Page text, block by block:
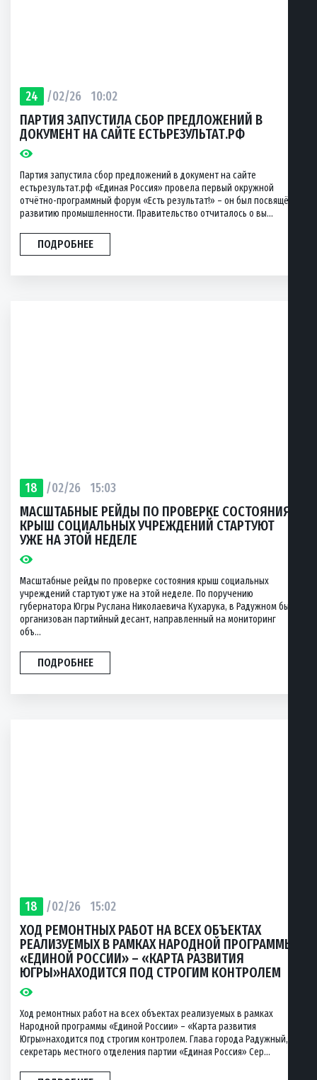
24 /02/26 10:02
ПАРТИЯ ЗАПУСТИЛА СБОР ПРЕДЛОЖЕНИЙ В
ДОКУМЕНТ НА САЙТЕ ЕСТЬРЕЗУЛЬТАТ.РФ
Партия запустила сбор предложений в документ на сайте
естьрезультат.рф «Единая Россия» провела первый окружной
отчётно-программный форум «Есть результат!» – он был посвящён
развитию промышленности. Правительство отчиталось о вы...
ПОДРОБНЕЕ
18 /02/26 15:03
МАСШТАБНЫЕ РЕЙДЫ ПО ПРОВЕРКЕ СОСТОЯНИЯ
КРЫШ СОЦИАЛЬНЫХ УЧРЕЖДЕНИЙ СТАРТУЮТ
УЖЕ НА ЭТОЙ НЕДЕЛЕ
Масштабные рейды по проверке состояния крыш социальных
учреждений стартуют уже на этой неделе. По поручению
губернатора Югры Руслана Николаевича Кухарука, в Радужном был
организован партийный десант, направленный на мониторинг
объ...
ПОДРОБНЕЕ
18 /02/26 15:02
ХОД РЕМОНТНЫХ РАБОТ НА ВСЕХ ОБЪЕКТАХ
РЕАЛИЗУЕМЫХ В РАМКАХ НАРОДНОЙ ПРОГРАММЫ
«ЕДИНОЙ РОССИИ» – «КАРТА РАЗВИТИЯ
ЮГРЫ»НАХОДИТСЯ ПОД СТРОГИМ КОНТРОЛЕМ
Ход ремонтных работ на всех объектах реализуемых в рамках
Народной программы «Единой России» – «Карта развития
Югры»находится под строгим контролем. Глава города Радужный,
секретарь местного отделения партии «Единая Россия» Сер...